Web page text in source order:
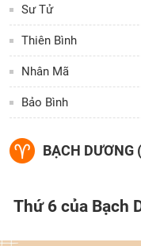
Sư Tử
Thiên Bình
Nhân Mã
Bảo Bình
BẠCH
Thứ 6 của Bạch